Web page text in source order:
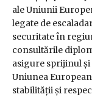
ale Uniunii
legate de
securitate în
consultările
asigure sprijinul
Uniunea
stabilității și